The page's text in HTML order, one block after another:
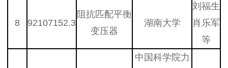
8 92107152.3
阻抗匹配平衡
变压器
湖南大学
刘福生
肖乐军
等
中国科学院力